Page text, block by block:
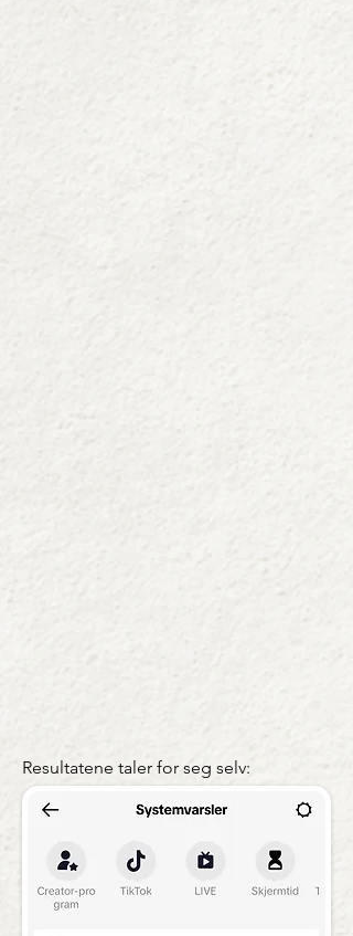
Resultatene taler for seg selv: